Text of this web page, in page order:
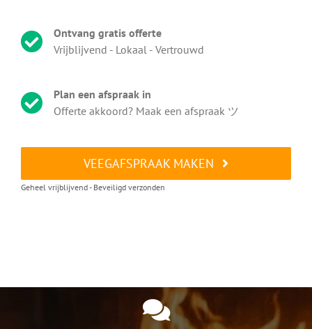
Ontvang gratis offerte
Vrijblijvend - Lokaal - Vertrouwd
Plan een afspraak in
Offerte akkoord? Maak een afspraak ツ
VEEGAFSPRAAK MAKEN
Geheel vrijblijvend - Beveiligd verzonden